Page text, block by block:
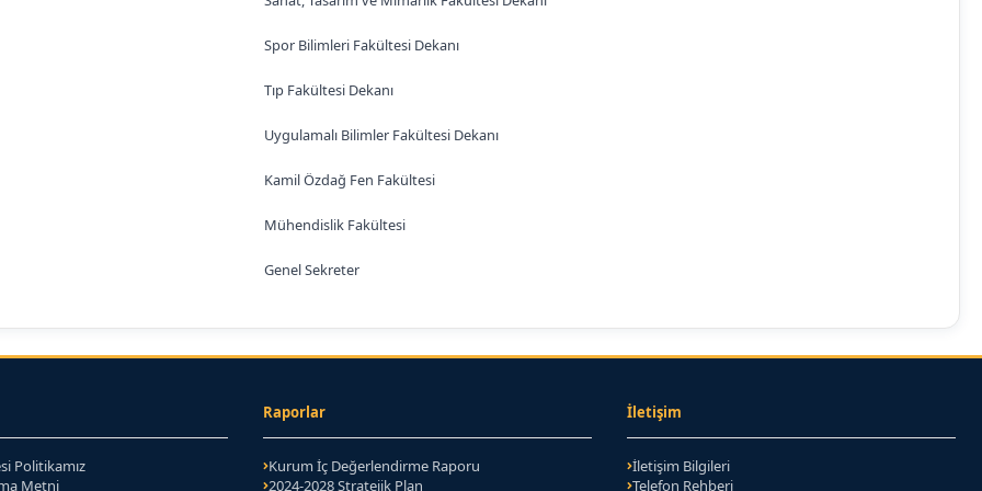
Spor Bilimleri Fakültesi Dekanı
Tıp Fakültesi Dekanı
Uygulamalı Bilimler Fakültesi Dekanı
Kamil Özdağ Fen Fakültesi
Mühendislik Fakültesi
Genel Sekreter
Politikamız
Metni
Raporlar
Kurum İç Değerlendirme Raporu
2024-2028 Stratejik Plan
İletişim
İletişim Bilgileri
Telefon Rehberi